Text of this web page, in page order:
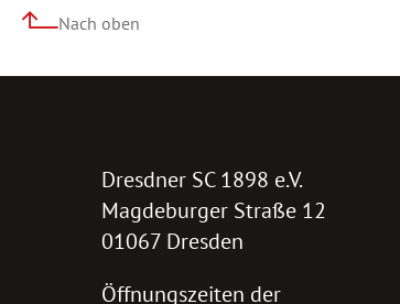
Nach oben
Dresdner SC 1898 e.V.
Magdeburger Straße 12
01067 Dresden
Öffnungszeiten der